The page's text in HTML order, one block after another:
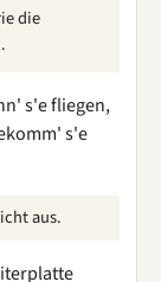
die
s'e fliegen,
s'e
aus.